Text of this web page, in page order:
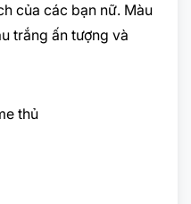
của các bạn nữ. Màu
trắng ấn tượng và
thủ